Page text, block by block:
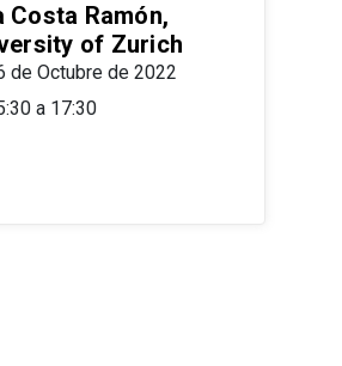
Costa Ramón,
of Zurich
de Octubre de 2022
a 17:30